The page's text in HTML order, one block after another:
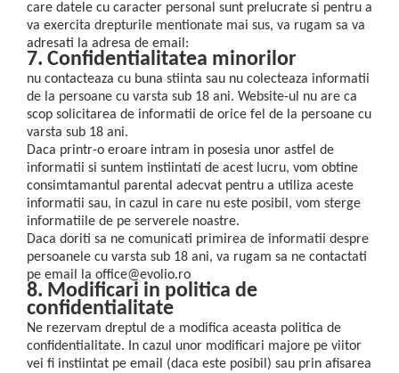
care datele cu caracter personal sunt prelucrate si pentru a
va exercita drepturile mentionate mai sus, va rugam sa va
adresati la adresa de email:
7. Confidentialitatea minorilor
nu contacteaza cu buna stiinta sau nu colecteaza informatii
de la persoane cu varsta sub 18 ani. Website-ul nu are ca
scop solicitarea de informatii de orice fel de la persoane cu
varsta sub 18 ani.
Daca printr-o eroare intram in posesia unor astfel de
informatii si suntem instiintati de acest lucru, vom obtine
consimtamantul parental adecvat pentru a utiliza aceste
informatii sau, in cazul in care nu este posibil, vom sterge
informatiile de pe serverele noastre.
Daca doriti sa ne comunicati primirea de informatii despre
persoanele cu varsta sub 18 ani, va rugam sa ne contactati
pe email la office@evolio.ro
8. Modificari in politica de
confidentialitate
Ne rezervam dreptul de a modifica aceasta politica de
confidentialitate. In cazul unor modificari majore pe viitor
vei fi instiintat pe email (daca este posibil) sau prin afisarea